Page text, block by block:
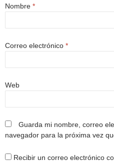
Nombre *
Correo electrónico *
Web
Guarda mi nombre, correo
navegador para la próxima vez
Recibir un correo electrónico